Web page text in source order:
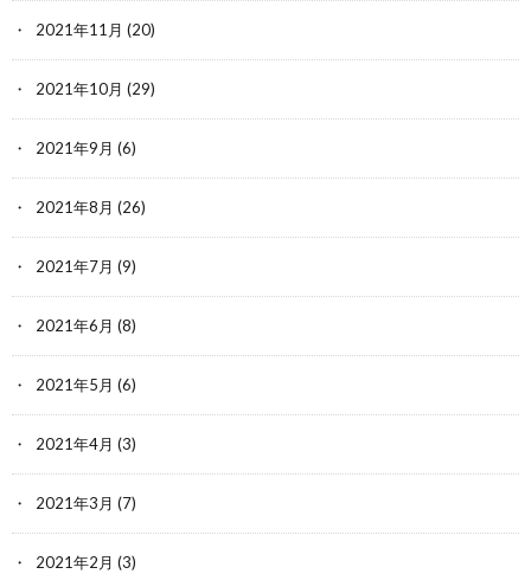
2021年11月 (20)
2021年10月 (29)
2021年9月 (6)
2021年8月 (26)
2021年7月 (9)
2021年6月 (8)
2021年5月 (6)
2021年4月 (3)
2021年3月 (7)
2021年2月 (3)